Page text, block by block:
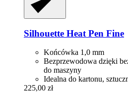
Silhouette Heat Pen Fine
Końcówka 1,0 mm
Bezprzewodowa dzięki
do maszyny
Idealna do kartonu,
225,00 zł